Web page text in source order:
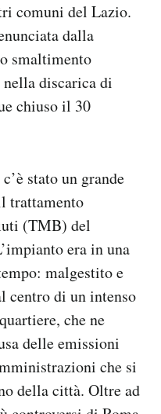
comuni del Lazio.
dalla
smaltimento
discarica di
chiuso il 30
stato un grande
trattamento
(TMB) del
era in una
malgestito e
centro di un intenso
che ne
delle emissioni
che si
della città. Oltre ad